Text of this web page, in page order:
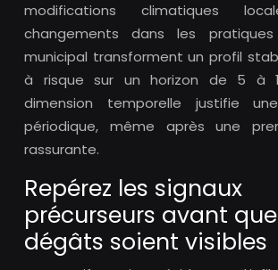
modifications climatiques
changements dans les
municipal transforment un profil
à risque sur un horizon de 5 à
dimension temporelle justifie
périodique, même après une
rassurante.
Repérez les signaux
précurseurs avant
dégâts soient visibles